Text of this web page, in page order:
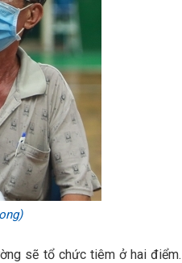
sẽ tổ chức tiêm ở hai điểm.